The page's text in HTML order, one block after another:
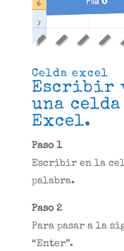
Celda excel
Escribir
una
Excel.
Paso 1
Escribir en la
palabra.
Paso 2
Para pasar a la
“Enter”.